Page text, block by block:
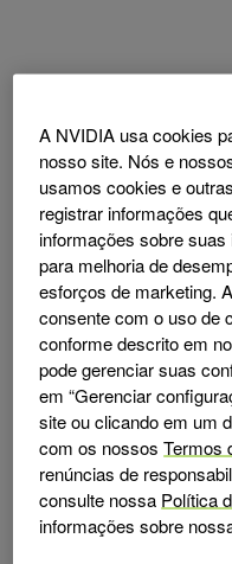
A NVIDIA usa cookies
nosso site. Nós e
usamos cookies e
registrar informações
informações sobre
para melhoria de
esforços de marketing.
consente com o uso de
conforme descrito em
pode gerenciar suas
em “Gerenciar
site ou clicando em um
com os nossosTermos
renúncias de
consulte nossa Política
informações sobre